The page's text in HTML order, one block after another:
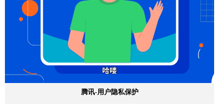
腾讯-用户隐私保护